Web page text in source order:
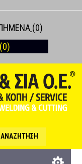
(0)
(0)
ΑΝΑΖΉΤΗΣΗ